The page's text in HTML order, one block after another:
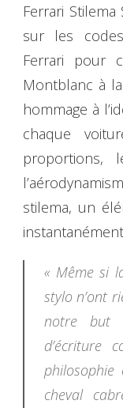
Ferrari Stilema
sur les
Ferrari pour
Montblanc à
hommage à
chaque
proportions,
stilema, un
« Même si
stylo n’ont
notre but
d’écriture
cheval